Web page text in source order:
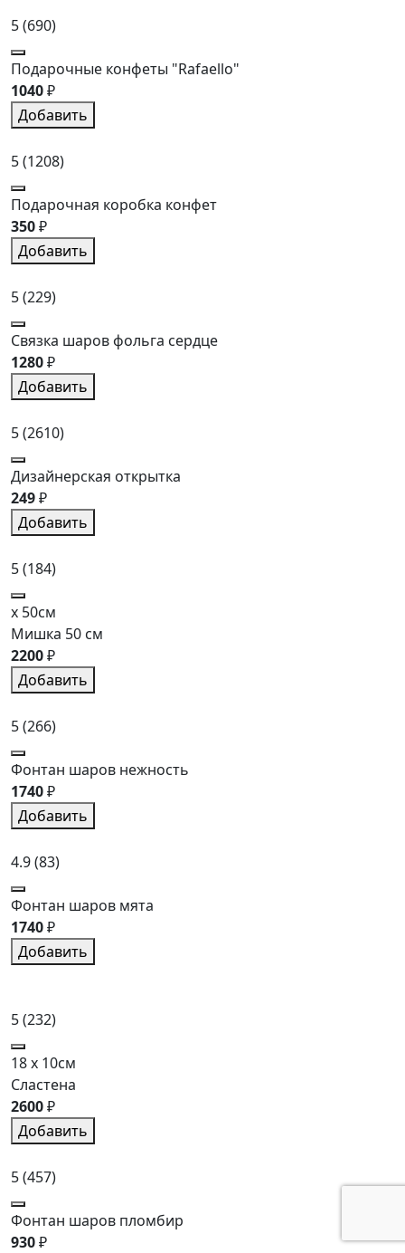
5(690)
Подарочные конфеты "Rafaello"
1040₽
Добавить
5(1208)
Подарочная коробка конфет
350₽
Добавить
5(229)
Связка шаров фольга сердце
1280₽
Добавить
5(2610)
Дизайнерская открытка
249₽
Добавить
5(184)
x 50см
Мишка 50 см
2200₽
Добавить
5(266)
Фонтан шаров нежность
1740₽
Добавить
4.9(83)
Фонтан шаров мята
1740₽
Добавить
5(232)
18 x 10см
Сластена
2600₽
Добавить
5(457)
Фонтан шаров пломбир
930₽